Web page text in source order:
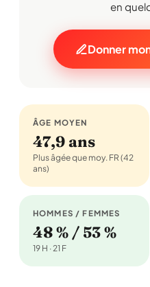
en
Donner
ÂGE MOYEN
47,9 ans
Plus âgée que moy. FR (42
ans)
HOMMES / FEMMES
48 % / 53 %
19 H · 21 F